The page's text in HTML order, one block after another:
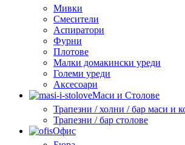
Мивки
Смесители
Аспиратори
Фурни
Плотове
Малки домакински уреди
Големи уреди
Аксесоари
Маси и Столове
Трапезни / холни / бар маси и
Трапезни / бар столове
Офис